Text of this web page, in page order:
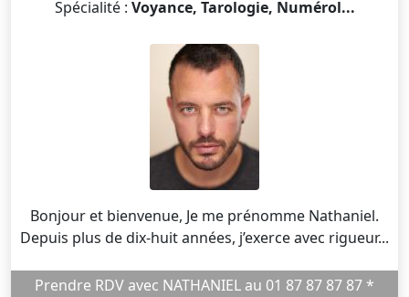
Spécialité : Voyance, Tarologie, Numérol...
Bonjour et bienvenue, Je me prénomme Nathaniel.
Depuis plus de dix-huit années, j’exerce avec rigueur...
Prendre RDV avec NATHANIEL au 01 87 87 87 87 *